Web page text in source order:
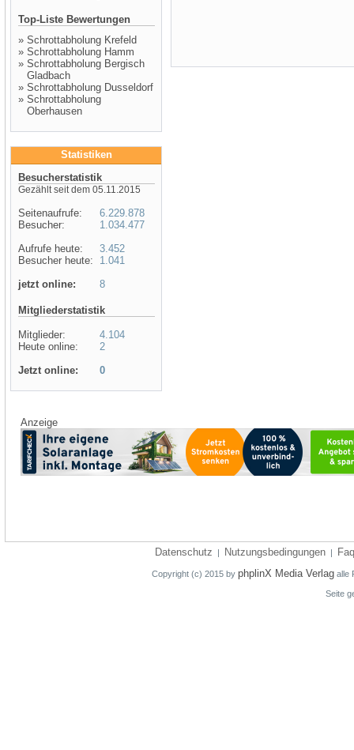
Top-Liste Bewertungen
» Schrottabholung Krefeld
» Schrottabholung Hamm
» Schrottabholung Bergisch
Gladbach
» Schrottabholung Dusseldorf
» Schrottabholung
Oberhausen
Statistiken
Besucherstatistik
Gezählt seit dem 05.11.2015
Seitenaufrufe:
Besucher:
Aufrufe heute:
Besucher heute:
jetzt online:
6.229.878
1.034.477
3.452
1.041
8
Mitgliederstatistik
Mitglieder:
Heute online:
4.104
2
Jetzt online:
0
Anzeige
Datenschutz | Nutzungsbedingungen | Faq
Copyright (c) 2015 by phplinX Media Verlag alle
Seite